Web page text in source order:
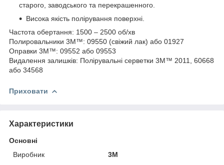
старого, заводського та перекрашенного.
Висока якість полірування поверхні.
Частота обертання: 1500 – 2500 об/хв
Полировальники 3М™: 09550 (свіжий лак) або 01927
Оправки 3М™: 09552 або 09553
Видалення залишків: Полірувальні серветки 3М™ 2011, 60668
або 34568
Приховати
Характеристики
Основні
Виробник
3М